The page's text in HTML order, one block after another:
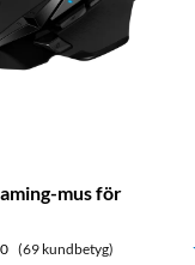
mus för
(69 kundbetyg)